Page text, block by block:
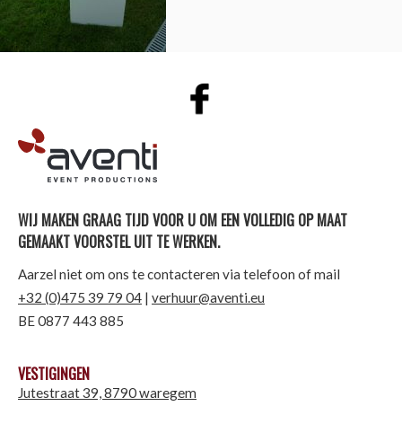
AVENTI | EVENT PRODUCTIONS
WIJ MAKEN GRAAG TIJD VOOR U OM EEN VOLLEDIG OP MAAT
GEMAAKT VOORSTEL UIT TE WERKEN.
Aarzel niet om ons te contacteren via telefoon of mail
+32 (0)475 39 79 04 | verhuur@aventi.eu
BE 0877 443 885
VESTIGINGEN
Jutestraat 39, 8790 waregem